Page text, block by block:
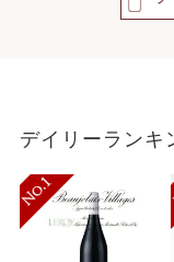
デイリーランキ